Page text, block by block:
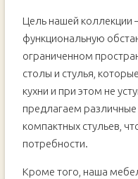
Цель нашей
функциональную
ограниченном
столы и стулья,
кухни и при этом не
предлагаем
компактных стульев,
потребности.
Кроме того, наша